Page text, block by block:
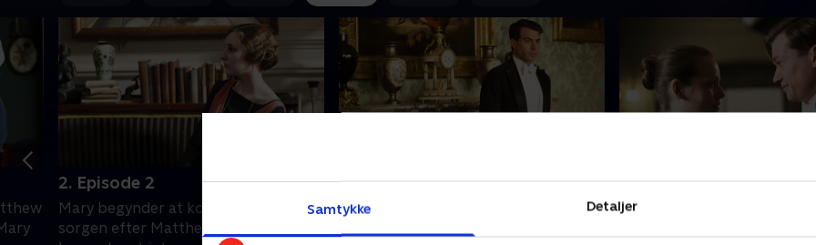
Samtykke Detaljer
2. Episode 2
Mary begynder at komme ud af
sorgen efter Matthews død. Hun
3. Episode 3
En overdådig fest på Downton Abbey
Anna er fuld af